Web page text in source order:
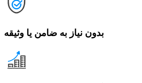
بدون نیاز به ضامن یا وثیقه